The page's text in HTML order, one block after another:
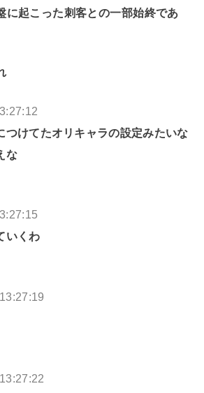
に起こった刺客との一部始終であ
つけてたオリキャラの設定みたいな
な
いくわ